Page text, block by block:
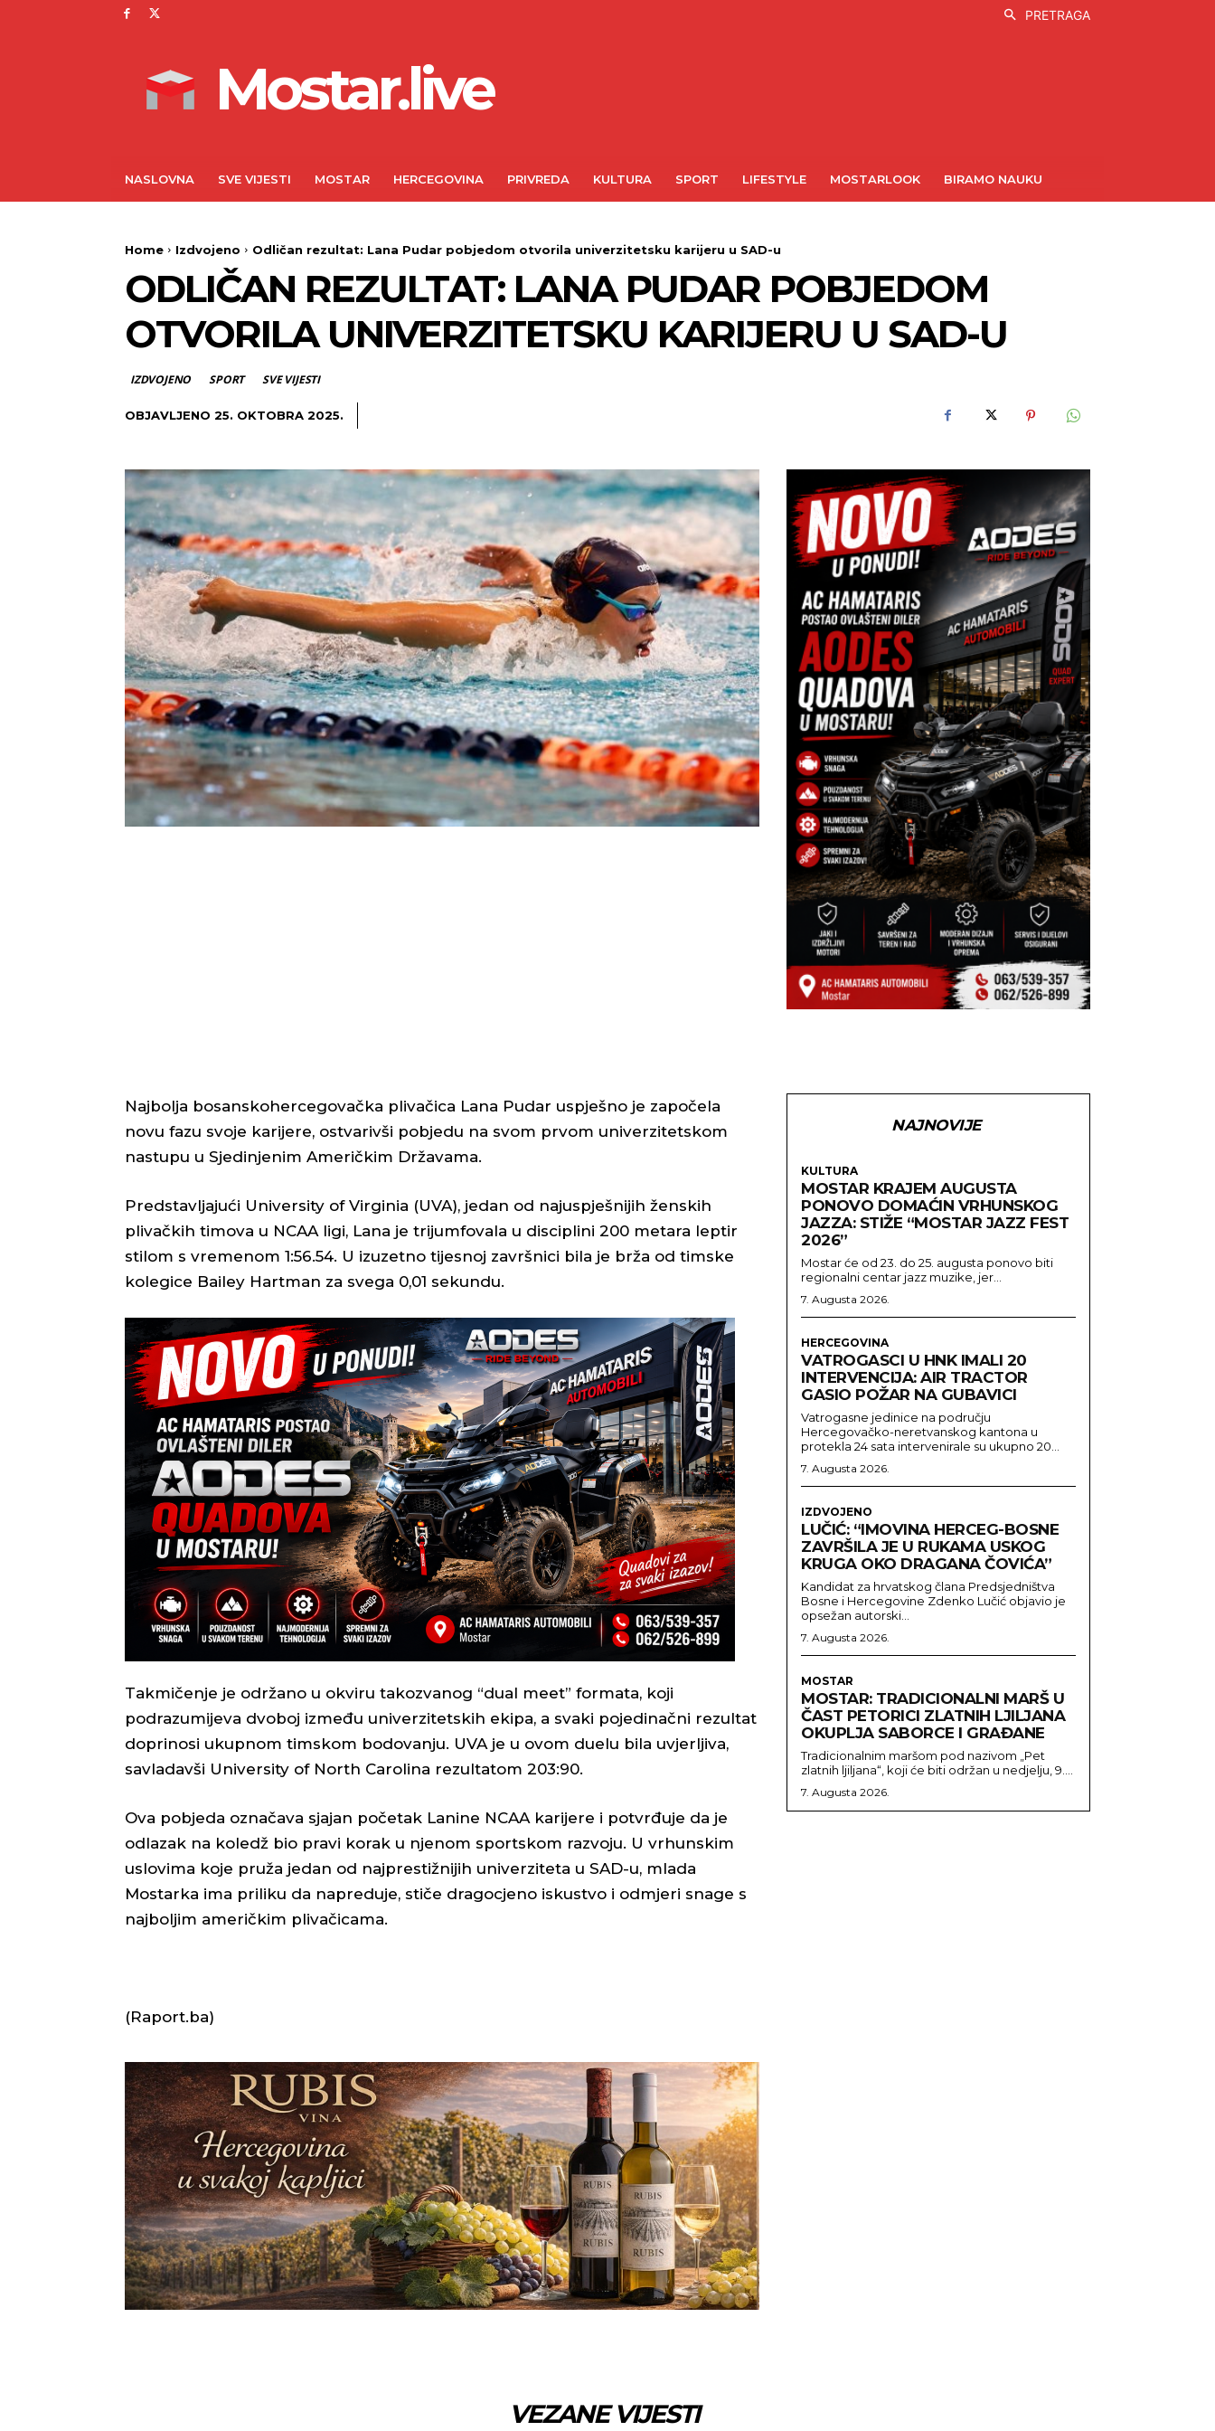
PRETRAGA
Mostar.live
NASLOVNA SVE VIJESTI MOSTAR HERCEGOVINA PRIVREDA KULTURA SPORT LIFESTYLE MOSTARLOOK BIRAMO NAUKU
Home Izdvojeno Odličan rezultat: Lana Pudar pobjedom otvorila univerzitetsku karijeru u SAD-u
ODLIČAN REZULTAT: LANA PUDAR POBJEDOM
OTVORILA UNIVERZITETSKU KARIJERU U SAD-U
IZDVOJENO SPORT SVE VIJESTI
OBJAVLJENO 25. OKTOBRA 2025.
Najbolja bosanskohercegovačka plivačica Lana Pudar uspješno je započela
novu fazu svoje karijere, ostvarivši pobjedu na svom prvom univerzitetskom
nastupu u Sjedinjenim Američkim Državama.
Predstavljajući University of Virginia (UVA), jedan od najuspješnijih ženskih
plivačkih timova u NCAA ligi, Lana je trijumfovala u disciplini 200 metara leptir
stilom s vremenom 1:56.54. U izuzetno tijesnoj završnici bila je brža od timske
kolegice Bailey Hartman za svega 0,01 sekundu.
Takmičenje je održano u okviru takozvanog “dual meet” formata, koji
podrazumijeva dvoboj između univerzitetskih ekipa, a svaki pojedinačni rezultat
doprinosi ukupnom timskom bodovanju. UVA je u ovom duelu bila uvjerljiva,
savladavši University of North Carolina rezultatom 203:90.
Ova pobjeda označava sjajan početak Lanine NCAA karijere i potvrđuje da je
odlazak na koledž bio pravi korak u njenom sportskom razvoju. U vrhunskim
uslovima koje pruža jedan od najprestižnijih univerziteta u SAD-u, mlada
Mostarka ima priliku da napreduje, stiče dragocjeno iskustvo i odmjeri snage s
najboljim američkim plivačicama.
(Raport.ba)
NAJNOVIJE
KULTURA
MOSTAR KRAJEM AUGUSTA
PONOVO DOMAĆIN VRHUNSKOG
JAZZA: STIŽE “MOSTAR JAZZ FEST
2026”
Mostar će od 23. do 25. augusta ponovo biti
regionalni centar jazz muzike, jer...
7. Augusta 2026.
HERCEGOVINA
VATROGASCI U HNK IMALI 20
INTERVENCIJA: AIR TRACTOR
GASIO POŽAR NA GUBAVICI
Vatrogasne jedinice na području
Hercegovačko-neretvanskog kantona u
protekla 24 sata intervenirale su ukupno 20...
7. Augusta 2026.
IZDVOJENO
LUČIĆ: “IMOVINA HERCEG-BOSNE
ZAVRŠILA JE U RUKAMA USKOG
KRUGA OKO DRAGANA ČOVIĆA”
Kandidat za hrvatskog člana Predsjedništva
Bosne i Hercegovine Zdenko Lučić objavio je
opsežan autorski...
7. Augusta 2026.
MOSTAR
MOSTAR: TRADICIONALNI MARŠ U
ČAST PETORICI ZLATNIH LJILJANA
OKUPLJA SABORCE I GRAĐANE
Tradicionalnim maršom pod nazivom „Pet
zlatnih ljiljana“, koji će biti održan u nedjelju, 9....
7. Augusta 2026.
VEZANE VIJESTI